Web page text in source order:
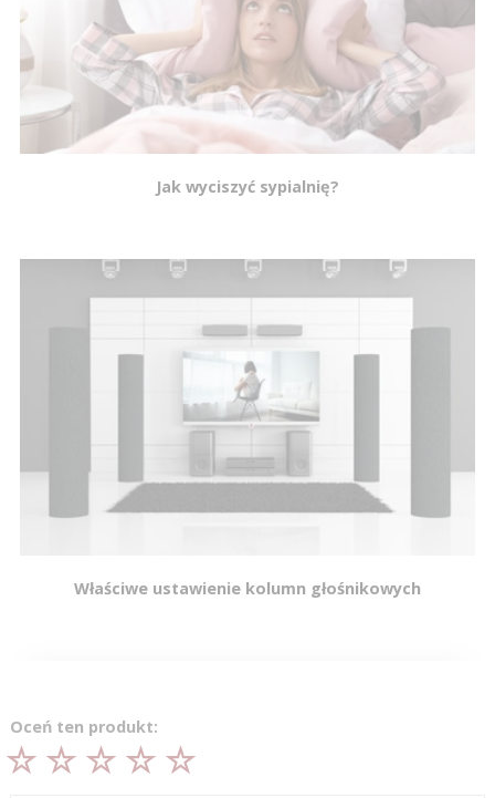
Jak wyciszyć sypialnię?
Właściwe ustawienie kolumn głośnikowych
Oceń ten produkt: